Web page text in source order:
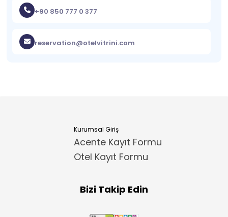
+90 850 777 0 377
reservation@otelvitrini.com
Kurumsal Giriş
Acente Kayıt Formu
Otel Kayıt Formu
Bizi Takip Edin